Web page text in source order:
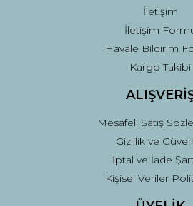
Gönder
İletişim
İletişim
Havale Bildirim
Kargo Takibi
Mesafeli Satış
Gizlilik ve
İptal ve İade
Kişisel Veriler